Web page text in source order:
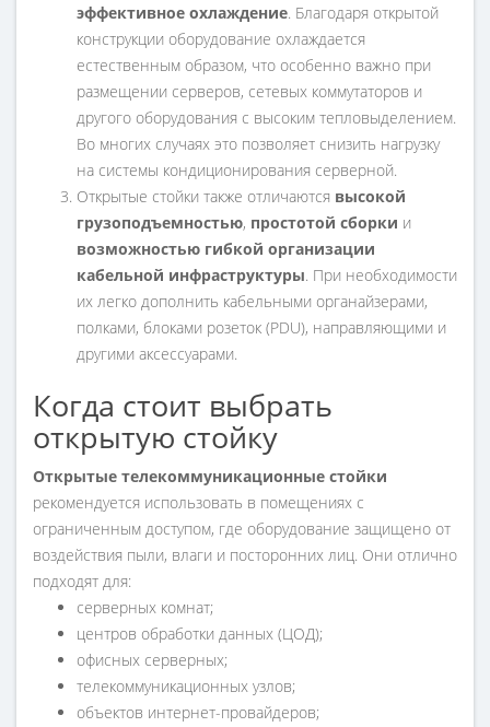
эффективное охлаждение. Благодаря открытой
конструкции оборудование охлаждается
естественным образом, что особенно важно при
размещении серверов, сетевых коммутаторов и
другого оборудования с высоким тепловыделением.
Во многих случаях это позволяет снизить нагрузку
на системы кондиционирования серверной.
Открытые стойки также отличаются высокой
грузоподъемностью, простотой сборки и
возможностью гибкой организации
кабельной инфраструктуры. При необходимости
их легко дополнить кабельными органайзерами,
полками, блоками розеток (PDU), направляющими и
другими аксессуарами.
Когда стоит выбрать
открытую стойку
Открытые телекоммуникационные стойки
рекомендуется использовать в помещениях с
ограниченным доступом, где оборудование защищено от
воздействия пыли, влаги и посторонних лиц. Они отлично
подходят для:
серверных комнат;
центров обработки данных (ЦОД);
офисных серверных;
телекоммуникационных узлов;
объектов интернет-провайдеров;